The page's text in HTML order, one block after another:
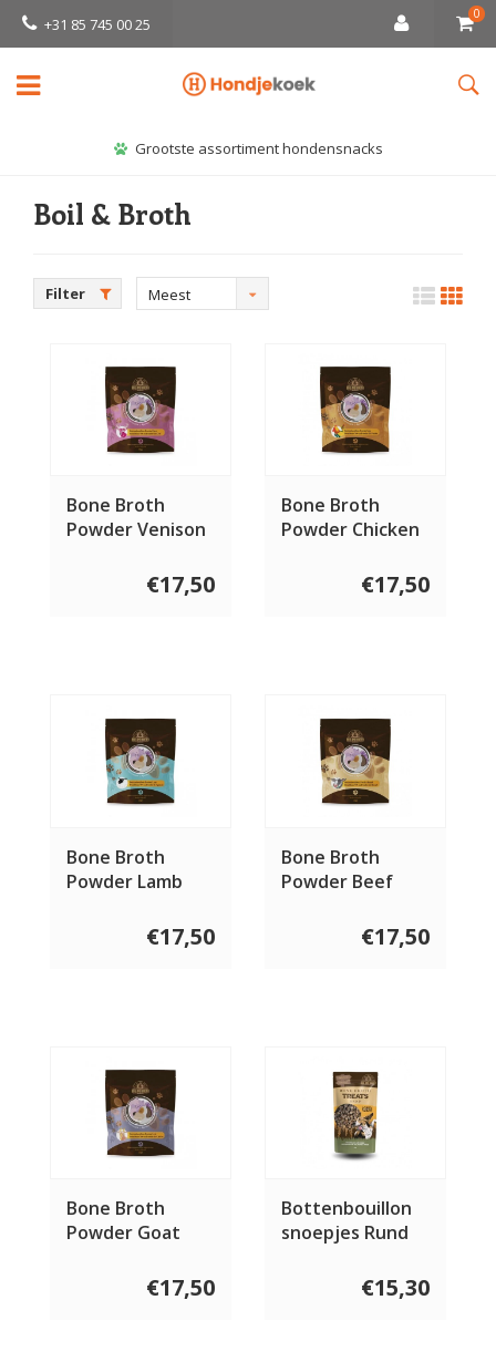
+31 85 745 00 25
0
Grootste assortiment hondensnacks
Boil & Broth
Filter
Meest
Bone Broth
Powder Venison
€17,50
Bone Broth
Powder Chicken
€17,50
Bone Broth
Powder Lamb
€17,50
Bone Broth
Powder Beef
€17,50
Bone Broth
Powder Goat
€17,50
Bottenbouillon
snoepjes Rund
€15,30